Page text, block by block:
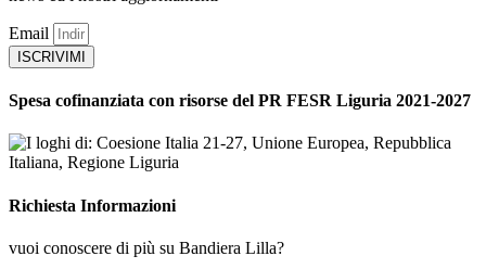
Email
ISCRIVIMI
Spesa cofinanziata con risorse del PR FESR Liguria 2021-2027
Richiesta Informazioni
vuoi conoscere di più su Bandiera Lilla?